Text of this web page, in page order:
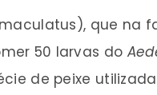
que na
50 larvas do
de peixe